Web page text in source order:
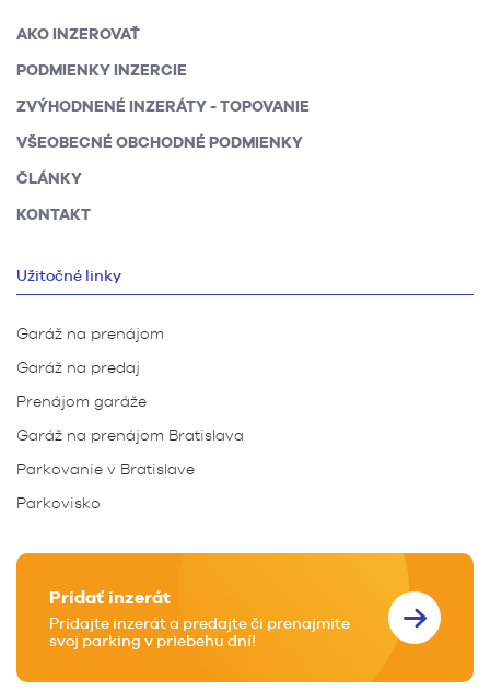
AKO INZEROVAŤ
PODMIENKY INZERCIE
ZVÝHODNENÉ INZERÁTY - TOPOVANIE
VŠEOBECNÉ OBCHODNÉ PODMIENKY
ČLÁNKY
KONTAKT
Užitočné linky
Garáž na prenájom
Garáž na predaj
Prenájom garáže
Garáž na prenájom Bratislava
Parkovanie v Bratislave
Parkovisko
Pridať inzerát
Pridajte inzerát a predajte či prenajmite
svoj parking v priebehu dní!